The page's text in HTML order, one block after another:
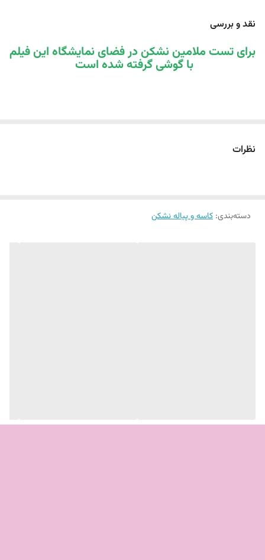
نقد و بررسی
برای تست ملامین نشکن در فضای نمایشگاه این فیلم
با گوشی گرفته شده است
نظرات
دسته‌بندی: کاسه و پیاله نشکن